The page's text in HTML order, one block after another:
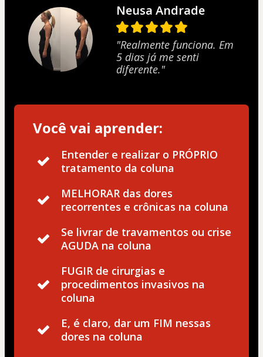
Neusa Andrade
"Realmente funciona. Em
5 dias já me senti
diferente."
Você vai aprender:
Entender e realizar o PRÓPRIO
tratamento da coluna
MELHORAR das dores
recorrentes e crônicas na coluna
Se livrar de travamentos ou crise
AGUDA na coluna
FUGIR de cirurgias e
procedimentos invasivos na
coluna
E, é claro, dar um FIM nessas
dores na coluna